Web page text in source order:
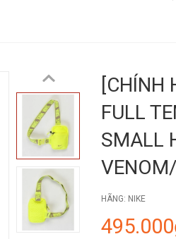
[CHÍNH
FULL
SMALL
HÃNG: NIKE